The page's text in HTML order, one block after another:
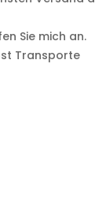
Sie mich an.
Transporte